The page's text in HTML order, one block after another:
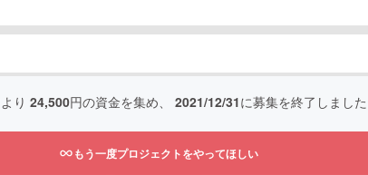
り 24,500円の資金を集め、 2021/12/31に募集を終了しました
もう一度プロジェクトをやってほしい